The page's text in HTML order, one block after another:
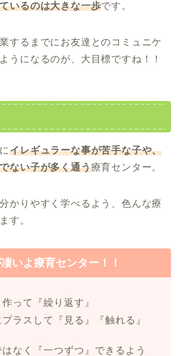
いるのは大きな一歩です。
するまでにお友達とのコミュニケ
うになるのが、大目標ですね！！
イレギュラーな事が苦手な子や、
ない子が多く通う療育センター。
かりやすく学べるよう、色んな療
す。
いよ療育センター！！
作って『繰り返す』
プラスして『見る』『触れる』
はなく『一つずつ』できるよう